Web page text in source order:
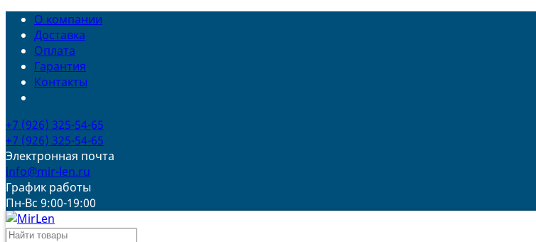
О компании
Доставка
Оплата
Гарантия
Контакты
+7 (926) 325-54-65
+7 (926) 325-54-65
Электронная почта
info@mir-len.ru
График работы
Пн-Вс 9:00-19:00